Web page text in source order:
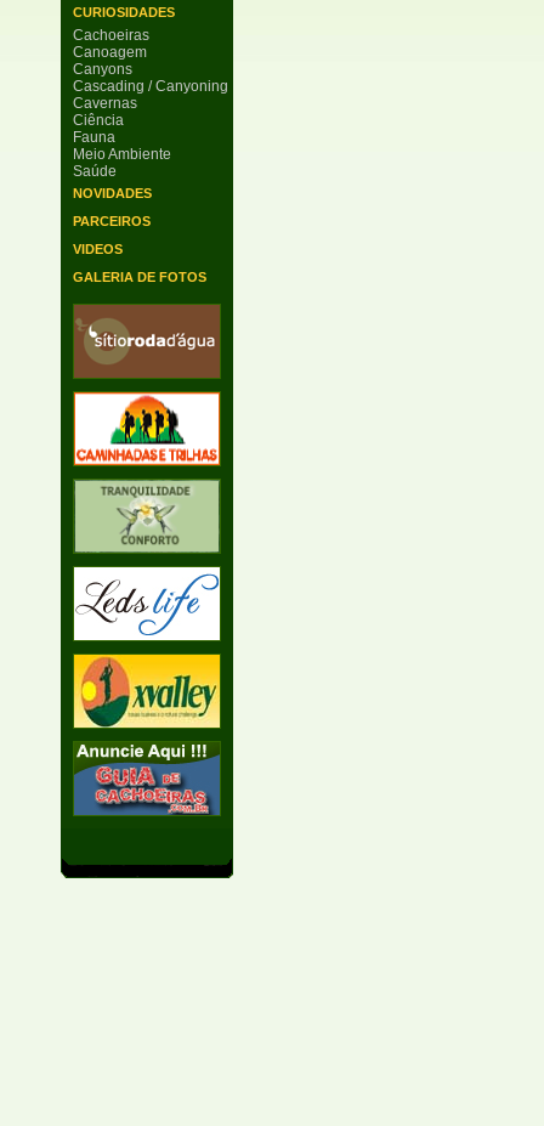
CURIOSIDADES
Cachoeiras
Canoagem
Canyons
Cascading / Canyoning
Cavernas
Ciência
Fauna
Meio Ambiente
Saúde
NOVIDADES
PARCEIROS
VIDEOS
GALERIA DE FOTOS